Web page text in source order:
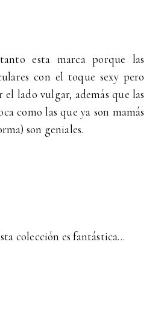
esta marca porque las
con el toque sexy pero
lado vulgar, además que las
como las que ya son mamás
son geniales.
colección es fantástica...